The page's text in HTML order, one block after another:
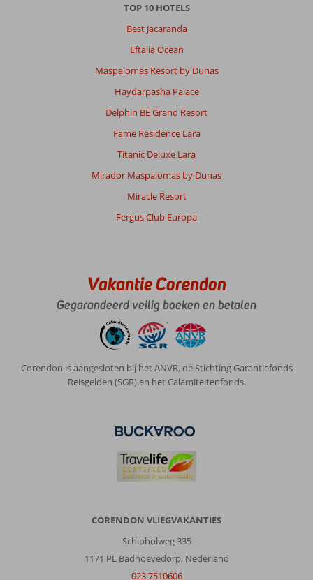
TOP 10 HOTELS
Best Jacaranda
Eftalia Ocean
Maspalomas Resort by Dunas
Haydarpasha Palace
Delphin BE Grand Resort
Fame Residence Lara
Titanic Deluxe Lara
Mirador Maspalomas by Dunas
Miracle Resort
Fergus Club Europa
Vakantie Corendon
Gegarandeerd veilig boeken en betalen
Corendon is aangesloten bij het ANVR, de Stichting Garantiefonds
Reisgelden (SGR) en het Calamiteitenfonds.
CORENDON VLIEGVAKANTIES
Schipholweg 335
1171 PL Badhoevedorp, Nederland
023 7510606